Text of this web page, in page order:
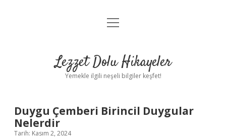
Anasayfa
Yasal Uyarı
menüyü
Lezzet Dolu Hikayeler
Yemekle ilgili neşeli bilgiler keşfet!
Duygu Çemberi Birincil Duygular
Nelerdir
Tarih: Kasım 2, 2024